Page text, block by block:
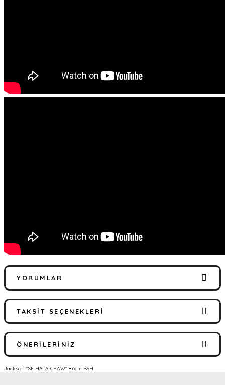
YORUMLAR
Bu ürüne ilk yorumu siz yapın!
TAKSIT SEÇENEKLERI
ÖNERILERINIZ
Jackson ''SE HATA CRAW'' 8.6cm BSH